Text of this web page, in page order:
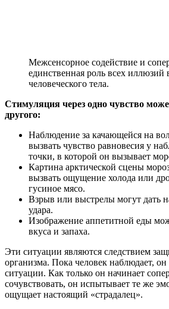
Межсенсорное содействие и
единственная роль всех иллюзий
человеческого тела.
Стимуляция через одно чувство
другого:
Наблюдение за качающейся на
вызвать чувство равновесия у
точки, в которой он вызывает
Картина арктической сцены
вызвать ощущение холода или
гусиное мясо.
Взрыв или выстрелы могут дать
удара.
Изображение аппетитной еды
вкуса и запаха.
Эти ситуации являются следствием
организма. Пока человек наблюдает, он
ситуации. Как только он начинает
сочувствовать, он испытывает те же
ощущает настоящий «страдалец».